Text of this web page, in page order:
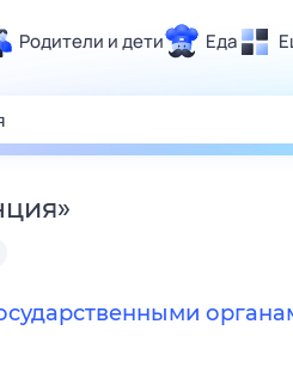
Родители и дети Еда
Развлечения и отдых
Спорт
Технологии и тренды
»